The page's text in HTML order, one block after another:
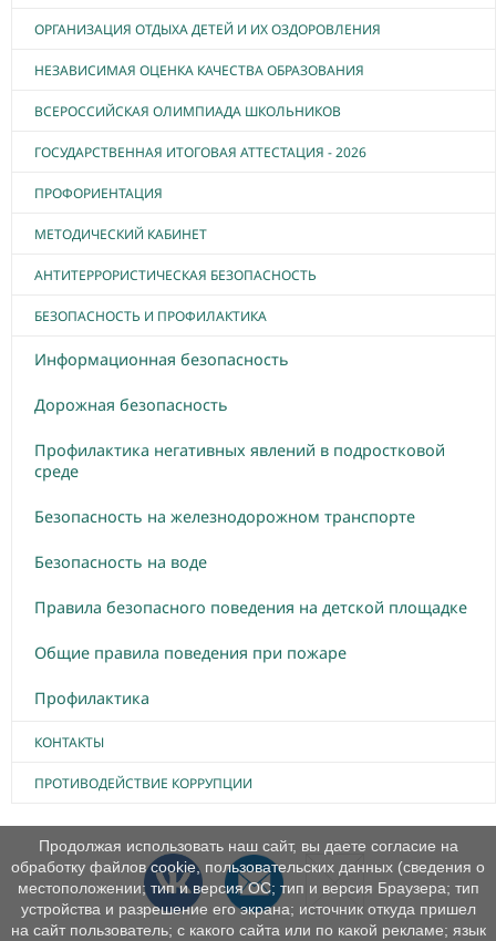
ОРГАНИЗАЦИЯ ОТДЫХА ДЕТЕЙ И ИХ ОЗДОРОВЛЕНИЯ
НЕЗАВИСИМАЯ ОЦЕНКА КАЧЕСТВА ОБРАЗОВАНИЯ
ВСЕРОССИЙСКАЯ ОЛИМПИАДА ШКОЛЬНИКОВ
ГОСУДАРСТВЕННАЯ ИТОГОВАЯ АТТЕСТАЦИЯ - 2026
ПРОФОРИЕНТАЦИЯ
МЕТОДИЧЕСКИЙ КАБИНЕТ
АНТИТЕРРОРИСТИЧЕСКАЯ БЕЗОПАСНОСТЬ
БЕЗОПАСНОСТЬ И ПРОФИЛАКТИКА
Информационная безопасность
Дорожная безопасность
Профилактика негативных явлений в подростковой
среде
Безопасность на железнодорожном транспорте
Безопасность на воде
Правила безопасного поведения на детской площадке
Общие правила поведения при пожаре
Профилактика
КОНТАКТЫ
ПРОТИВОДЕЙСТВИЕ КОРРУПЦИИ
Продолжая использовать наш сайт, вы даете согласие на
обработку файлов cookie, пользовательских данных (сведения о
местоположении; тип и версия ОС; тип и версия Браузера; тип
устройства и разрешение его экрана; источник откуда пришел
на сайт пользователь; с какого сайта или по какой рекламе; язык